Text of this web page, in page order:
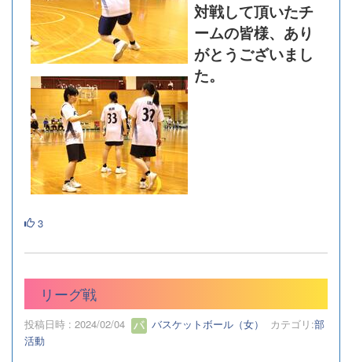
対戦して頂いたチ
ームの皆様、あり
がとうございまし
た。
3
リーグ戦
投稿日時 : 2024/02/04 バスケットボール（女） カテゴリ:部
活動